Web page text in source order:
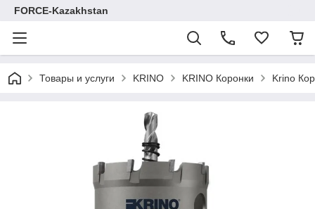
FORCE-Kazakhstan
Товары и услуги KRINO KRINO Коронки Krino